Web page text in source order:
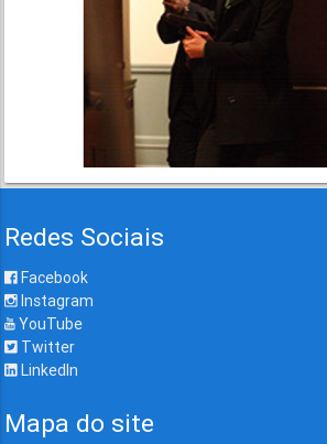
Redes Sociais
Facebook
Instagram
YouTube
Twitter
LinkedIn
Mapa do site